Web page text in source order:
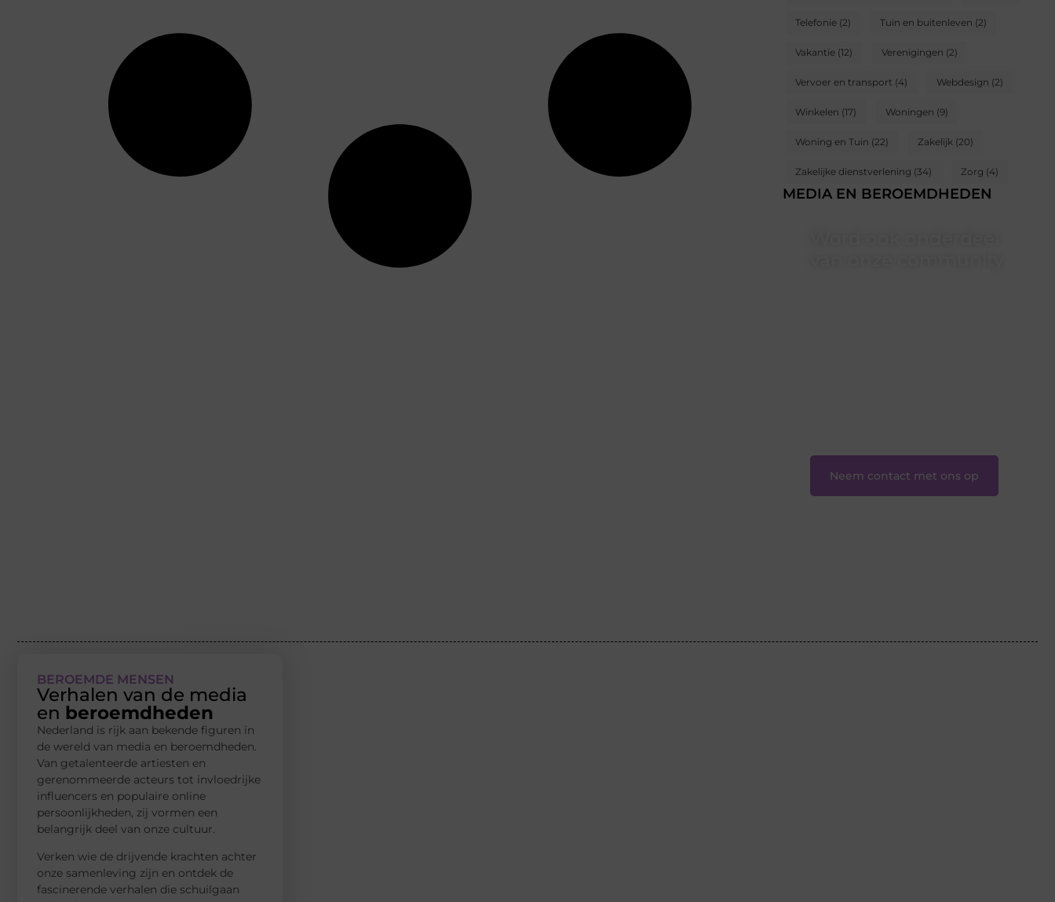
Telefonie (2) Tuin en buitenleven (2)
Vakantie (12) Verenigingen (2)
Vervoer en transport (4) Webdesign (2)
Winkelen (17) Woningen (9)
Woning en Tuin (22) Zakelijk (20)
Zakelijke dienstverlening (34) Zorg (4)
MEDIA EN BEROEMDHEDEN
Neem contact met ons op
BEROEMDE MENSEN
Verhalen van de media
en beroemdheden
Nederland is rijk aan bekende figuren in
de wereld van media en beroemdheden.
Van getalenteerde artiesten en
gerenommeerde acteurs tot invloedrijke
influencers en populaire online
persoonlijkheden, zij vormen een
belangrijk deel van onze cultuur.
Verken wie de drijvende krachten achter
onze samenleving zijn en ontdek de
fascinerende verhalen die schuilgaan